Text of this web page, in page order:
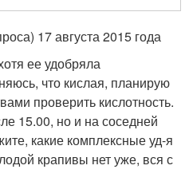
17 августа 2015 года
ее удобряла
что кислая, планирую
проверить кислотность.
15.00, но и на соседней
какие комплексные уд-я
крапивы нет уже, вся с